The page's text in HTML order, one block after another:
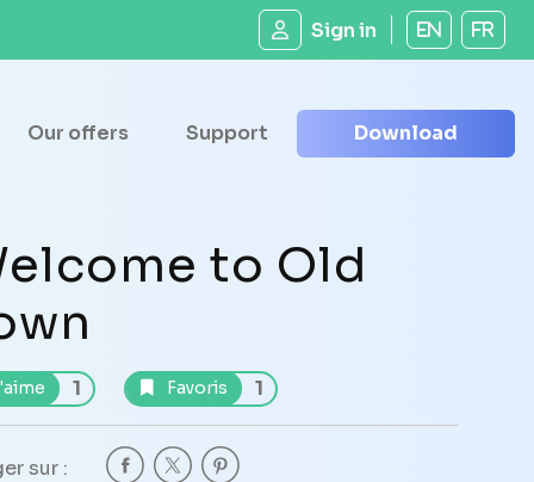
Sign in EN FR
Our offers Support Download
to Old
1 Favoris 1
sur :